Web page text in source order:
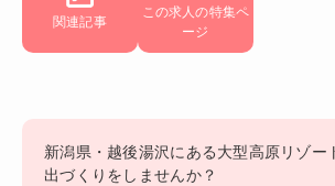
関連記事
この求人の特集ペ
ージ
新潟県・越後湯沢にある大型高原リゾー
出づくりをしませんか？